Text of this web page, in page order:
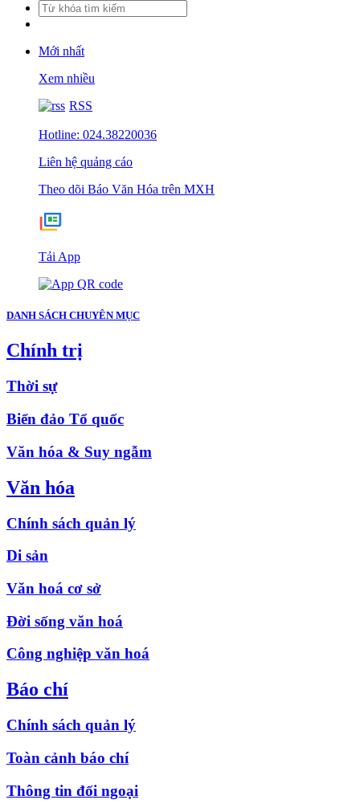
Mới nhất
Xem nhiều
RSS
Hotline: 024.38220036
Liên hệ quảng cáo
Theo dõi Báo Văn Hóa trên MXH
Tải App
DANH SÁCH CHUYÊN MỤC
Chính trị
Thời sự
Biển đảo Tổ quốc
Văn hóa & Suy ngẫm
Văn hóa
Chính sách quản lý
Di sản
Văn hoá cơ sở
Đời sống văn hoá
Công nghiệp văn hoá
Báo chí
Chính sách quản lý
Toàn cảnh báo chí
Thông tin đối ngoại